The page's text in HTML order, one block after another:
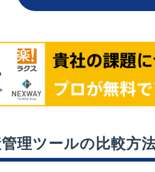
理ツールの比較方